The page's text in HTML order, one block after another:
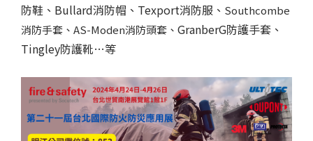
防鞋、Bullard消防帽、Texport消防服、 Southcombe
消防手套、AS-Moden消防頭套、 GranberG防護手套、
Tingley防護靴…等